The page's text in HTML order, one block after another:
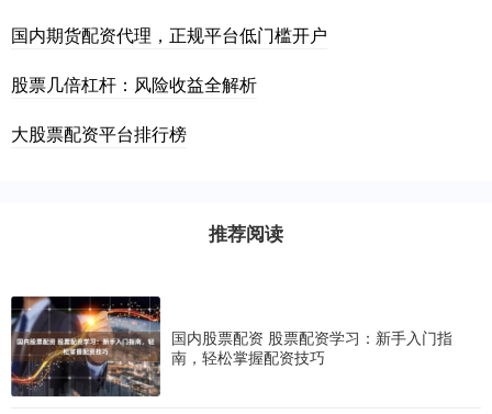
国内期货配资代理，正规平台低门槛开户
股票几倍杠杆：风险收益全解析
大股票配资平台排行榜
推荐阅读
国内股票配资 股票配资学习：新手入门指
南，轻松掌握配资技巧